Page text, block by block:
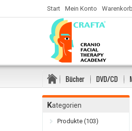
Start Mein Konto Warenkorb
Bücher DVD/CD
Kategorien
Produkte (103)